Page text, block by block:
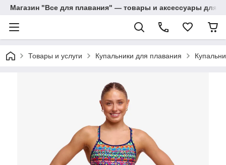
Магазин "Все для плавания" — товары и аксессуары для
Товары и услуги Купальники для плавания